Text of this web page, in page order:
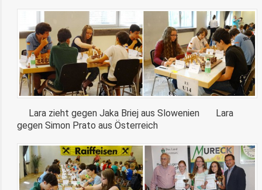
Lara zieht gegen Jaka Briej aus Slowenien Lara
gegen Simon Prato aus Österreich